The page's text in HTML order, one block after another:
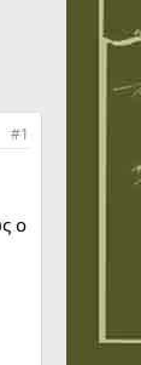
#1
ο